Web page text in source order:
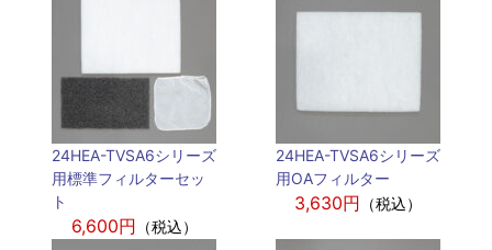
24HEA-TVSA6シリーズ
用標準フィルターセッ
ト
6,600円 （税込）
24HEA-TVSA6シリーズ
用OAフィルター
3,630円 （税込）